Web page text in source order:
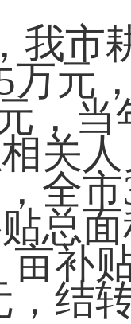
我市
万元
，
关
全
总
亩补
，结